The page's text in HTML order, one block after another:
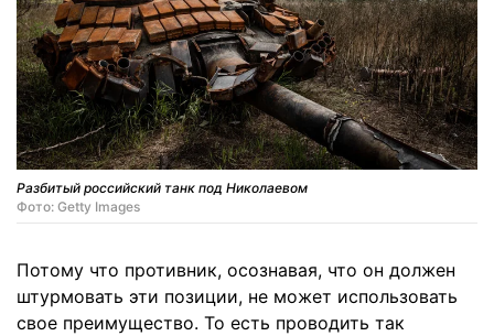
Разбитый российский танк под Николаевом
Фото: Getty Images
Потому что противник, осознавая, что он должен
штурмовать эти позиции, не может использовать
свое преимущество. То есть проводить так